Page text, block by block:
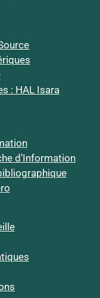
: HAL Isara
d’Information